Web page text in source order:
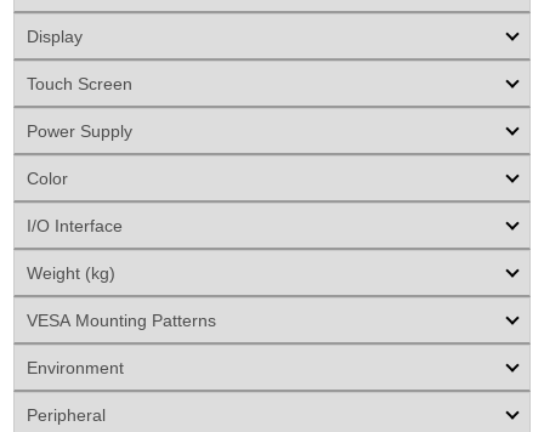
Display
Touch Screen
Power Supply
Color
I/O Interface
Weight (kg)
VESA Mounting Patterns
Environment
Peripheral